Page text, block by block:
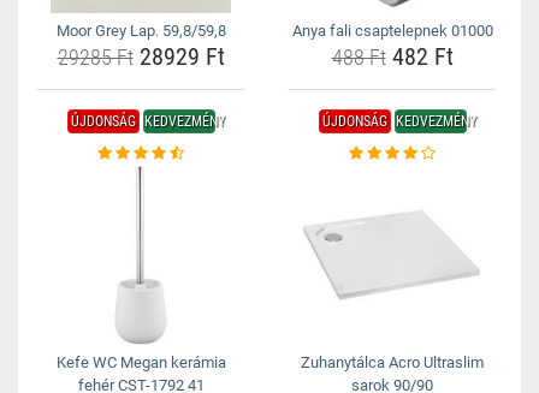
Moor Grey Lap. 59,8/59,8
29285 Ft28929 Ft
Anya fali csaptelepnek 01000
488 Ft482 Ft
ÚJDONSÁG KEDVEZMÉNY
Kefe WC Megan kerámia
fehér CST-1792 41
ÚJDONSÁG KEDVEZMÉNY
Zuhanytálca Acro Ultraslim
sarok 90/90